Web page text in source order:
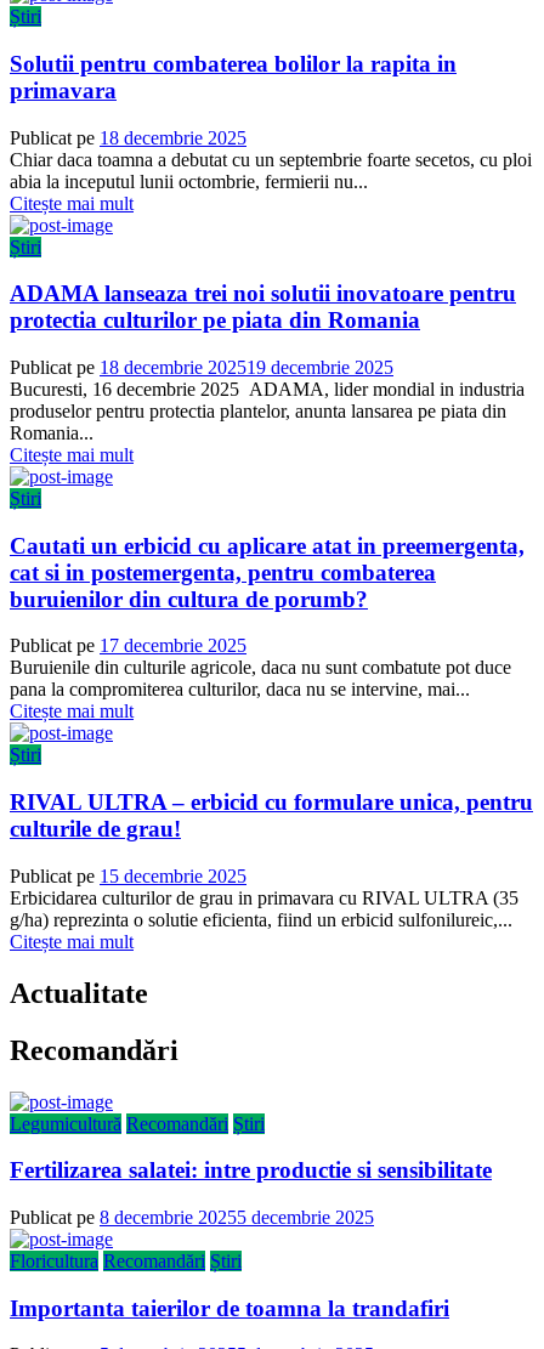
Știri
Solutii pentru combaterea bolilor la rapita in
primavara
Publicat pe 18 decembrie 2025
Chiar daca toamna a debutat cu un septembrie foarte secetos, cu ploi
abia la inceputul lunii octombrie, fermierii nu...
Citește mai mult
Știri
ADAMA lanseaza trei noi solutii inovatoare pentru
protectia culturilor pe piata din Romania
Publicat pe 18 decembrie 202519 decembrie 2025
Bucuresti, 16 decembrie 2025 ADAMA, lider mondial in industria
produselor pentru protectia plantelor, anunta lansarea pe piata din
Romania...
Citește mai mult
Știri
Cautati un erbicid cu aplicare atat in preemergenta,
cat si in postemergenta, pentru combaterea
buruienilor din cultura de porumb?
Publicat pe 17 decembrie 2025
Buruienile din culturile agricole, daca nu sunt combatute pot duce
pana la compromiterea culturilor, daca nu se intervine, mai...
Citește mai mult
Știri
RIVAL ULTRA – erbicid cu formulare unica, pentru
culturile de grau!
Publicat pe 15 decembrie 2025
Erbicidarea culturilor de grau in primavara cu RIVAL ULTRA (35
g/ha) reprezinta o solutie eficienta, fiind un erbicid sulfonilureic,...
Citește mai mult
Actualitate
Recomandări
Legumicultură Recomandări Știri
Fertilizarea salatei: intre productie si sensibilitate
Publicat pe 8 decembrie 20255 decembrie 2025
Floricultura Recomandări Știri
Importanta taierilor de toamna la trandafiri